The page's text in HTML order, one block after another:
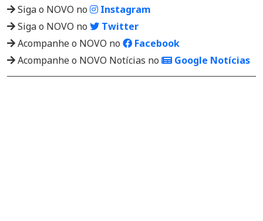
Siga o NOVO no
Instagram
Siga o NOVO no
Twitter
Acompanhe o NOVO no
Facebook
Acompanhe o NOVO Notícias no
Google Notícias